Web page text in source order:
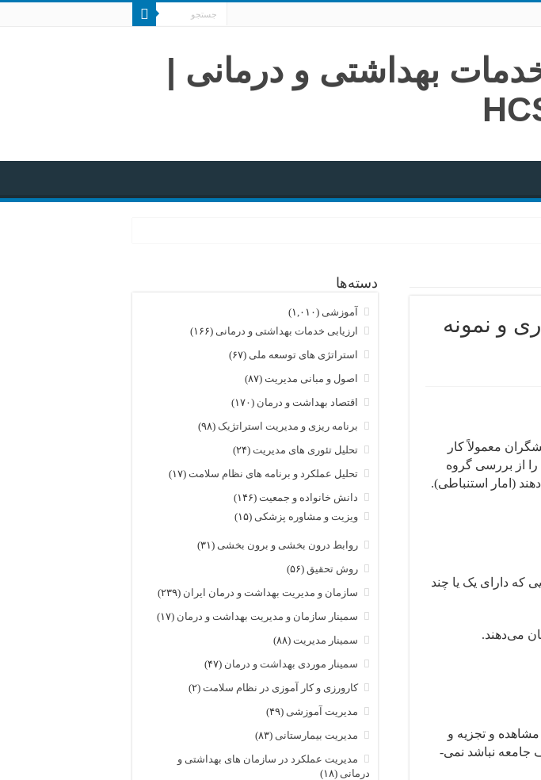
آماری و نمونه
معمولاً کار
از بررسی گروه
(امار استنباطی).
که دارای یک یا چند
و تجزیه و
تحلیل انتخاب می­ شود و باید معرف جامعه باشد. نتایج نمونه ای را که معرف جامعه نباشد نمی­
دسته‌ها
آموزشی (۱,۰۱۰)
ارزیابی خدمات بهداشتی و درمانی (۱۶۶)
استراتژی های توسعه ملی (۶۷)
اصول و مبانی مدیریت(۸۷)
اقتصاد بهداشت و درمان (۱۷۰)
برنامه ریزی و مدیریت استراتژیک (۹۸)
تحلیل تئوری های مدیریت(۲۴)
تحلیل عملکرد و برنامه های نظام سلامت(۱۷)
دانش خانواده و جمعیت(۱۴۶)
ویزیت و مشاوره پزشکی (۱۵)
روابط درون بخشی و برون بخشی (۳۱)
روش تحقیق(۵۶)
سازمان و مدیریت بهداشت و درمان ایران (۲۳۹)
سمینار سازمان و مدیریت بهداشت و درمان (۱۷)
سمینار مدیریت(۸۸)
سمینار موردی بهداشت و درمان (۴۷)
کارورزی و کار آموزی در نظام سلامت(۲)
مدیریت آموزشی (۴۹)
مدیریت بیمارستانی (۸۳)
مدیریت عملکرد در سازمان های بهداشتی و
درمانی (۱۸)